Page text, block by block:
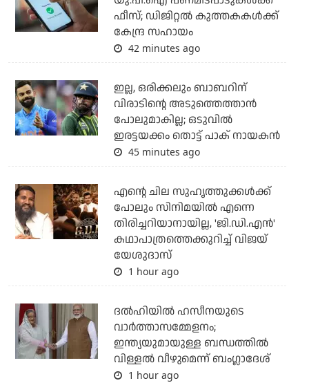
ഫീസ്; ഡിജിറ്റല്‍ കുത്തകകള്‍ക്ക്
കേന്ദ്ര സഹായം
42 minutes ago
ഇല്ല, ഒരിക്കലും ബാബറിന്
വിരാടിന്റെ അടുത്തെത്താന്‍
പോലുമാകില്ല; ഒടുവില്‍
ഇരട്ടയക്കം തൊട്ട് പാക് നായകന്‍
45 minutes ago
എന്റെ ചില സുഹൃത്തുക്കൾക്ക്
പോലും സിനിമയിൽ എന്നെ
തിരിച്ചറിയാനായില്ല, 'ജി.ഡി.എൻ'
കഥാപാത്രത്തെക്കുറിച്ച് വിജയ്
യേശുദാസ്
1 hour ago
ദല്‍ഹിയില്‍ ഹസീനയുടെ
വാര്‍ത്താസമ്മേളനം;
ഇന്ത്യയുമായുള്ള ബന്ധത്തില്‍
വിള്ളല്‍ വീഴുമെന്ന് ബംഗ്ലാദേശ്
1 hour ago